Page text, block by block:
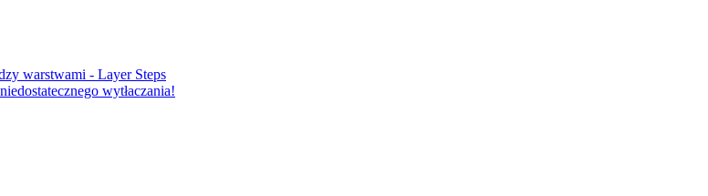
warstwami - Layer Steps
wytłaczania!